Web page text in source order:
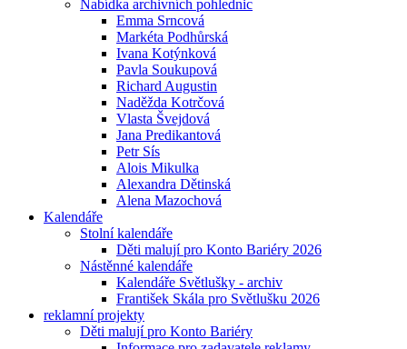
Nabídka archivních pohlednic
Emma Srncová
Markéta Podhůrská
Ivana Kotýnková
Pavla Soukupová
Richard Augustin
Naděžda Kotrčová
Vlasta Švejdová
Jana Predikantová
Petr Sís
Alois Mikulka
Alexandra Dětinská
Alena Mazochová
Kalendáře
Stolní kalendáře
Děti malují pro Konto Bariéry 2026
Nástěnné kalendáře
Kalendáře Světlušky - archiv
František Skála pro Světlušku 2026
reklamní projekty
Děti malují pro Konto Bariéry